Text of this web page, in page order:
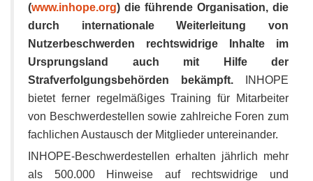
(www.inhope.org) die führende Organisation, die
durch internationale Weiterleitung von
Nutzerbeschwerden rechtswidrige Inhalte im
Ursprungsland auch mit Hilfe der
Strafverfolgungsbehörden bekämpft. INHOPE
bietet ferner regelmäßiges Training für Mitarbeiter
von Beschwerdestellen sowie zahlreiche Foren zum
fachlichen Austausch der Mitglieder untereinander.
INHOPE-Beschwerdestellen erhalten jährlich mehr
als 500.000 Hinweise auf rechtswidrige und